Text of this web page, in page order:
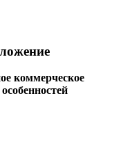
коммерческое